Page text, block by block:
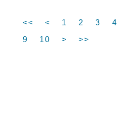
<< < 1 2 3 4
9
10 > >>